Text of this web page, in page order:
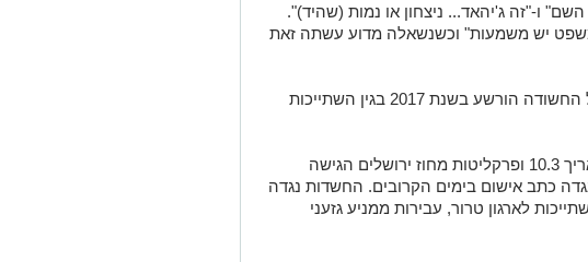
ו-"זה ג'יהאד... ניצחון או נמות (שהיד)".
יש משמעות" וכשנשאלה מדוע עשתה זאת
מחקירת המשטרה עלה כי אביה של החשודה הורשע בשנת 2017 בגין השתייכות
מעצרה של החשודה הוארך עד לתאריך 10.3 ופרקליטות מחוז ירושלים הגישה
כתב אישום בימים הקרובים. החשדות נגדה
לארגון טרור, עבירות ממניע גזעני